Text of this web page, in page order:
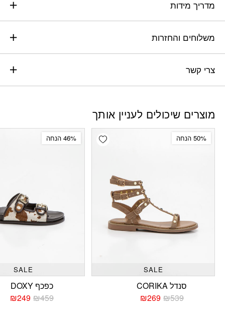
מדריך מידות
משלוחים והחזרות
צרי קשר
מוצרים שיכולים לעניין אותך
Add wishlist 50% הנחה
SALE
סנדל CORIKA
₪539
המחיר
₪269המחיר
46% הנחה
SALE
כפכף DOXY
₪459
₪249